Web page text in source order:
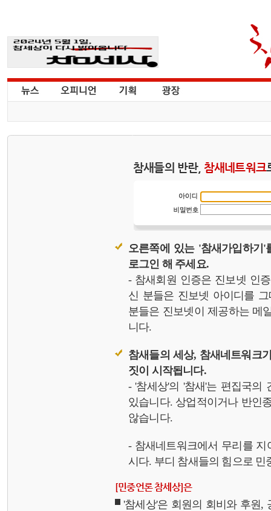
참새들의 반란, 참새네트워크
오른쪽에 있는 '참새가입하기
로그인 해 주세요.
- 참새회원 인증은 진보넷 인
신 분들은 진보넷 아이디를
분들은 진보넷이 제공하는 메
니다.
참새들의 세상, 참새네트워크
짓이 시작됩니다.
- '참세상'의 '참새'는 편집국의
있습니다. 상업적이거나 반인
않습니다.
- 참새네트워크에서 무리를
시다. 부디 참새들의 힘으로 민
[민중언론 참세상]은
'참세상'은 회원의 회비와 후원,